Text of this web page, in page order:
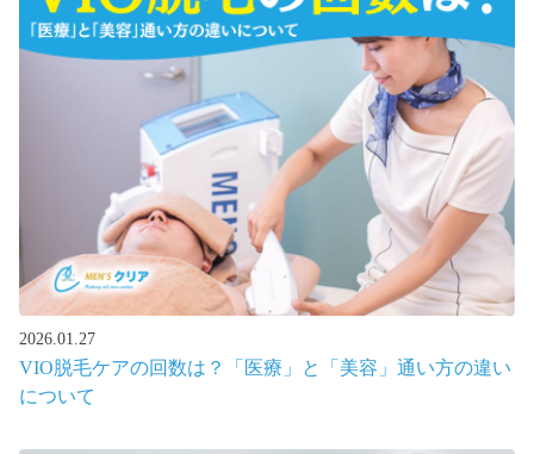
2026.01.27
VIO脱毛ケアの回数は？「医療」と「美容」通い方の違い
について